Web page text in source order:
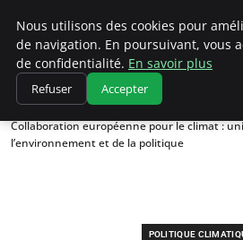
Climatedebtagents
Accueil
Politique climatique
Collaboration européenne pour le climat :
l’environnement et de la politique
POLITIQUE
Nous utilisons des cookies pour
de navigation. En poursuivant, vous
de confidentialité. En savoir plus
Refuser Accepter